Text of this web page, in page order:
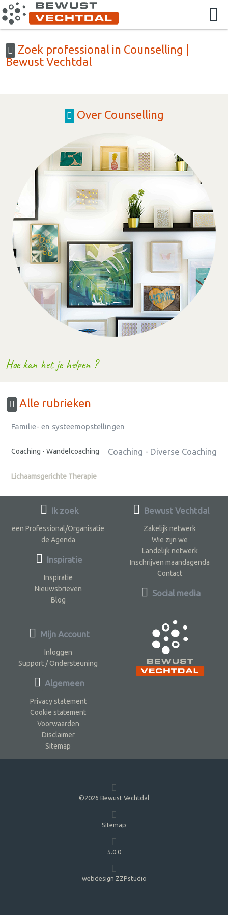
Zoek professional in Counselling |
Bewust Vechtdal
Over Counselling
Hoe kan het je helpen ?
Alle rubrieken
Familie- en systeemopstellingen
Coaching - Wandelcoaching Coaching - Diverse Coaching
Lichaamsgerichte Therapie
Ik zoek
een Professional/Organisatie
de Agenda
Inspiratie
Inspiratie
Nieuwsbrieven
Blog
Bewust Vechtdal
Zakelijk netwerk
Wie zijn we
Landelijk netwerk
Inschrijven maandagenda
Contact
Social media
Mijn Account
Inloggen
Support / Ondersteuning
Algemeen
Privacy statement
Cookie statement
Voorwaarden
Disclaimer
Sitemap
©2026 Bewust Vechtdal
Sitemap
5.0.0
webdesign ZZPstudio